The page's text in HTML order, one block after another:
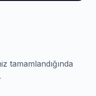
tamamlandığında